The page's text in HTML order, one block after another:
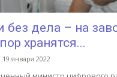
без дела – на
хранятся...
19 января 2022